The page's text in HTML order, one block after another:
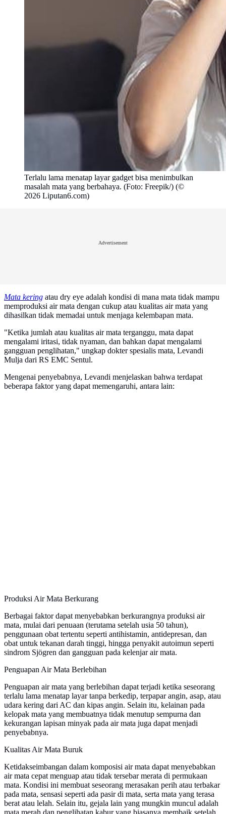
Terlalu lama menatap layar gadget bisa menimbulkan
masalah mata yang berbahaya. (Foto: Freepik/) (©
2026 Liputan6.com)
Advertisement
Mata kering atau dry eye adalah kondisi di mana mata tidak mampu
memproduksi air mata dengan cukup atau kualitas air mata yang
dihasilkan tidak memadai untuk menjaga kelembapan mata.
"Ketika jumlah atau kualitas air mata terganggu, mata dapat
mengalami iritasi, tidak nyaman, dan bahkan dapat mengalami
gangguan penglihatan," ungkap dokter spesialis mata, Levandi
Mulja dari RS EMC Sentul.
Mengenai penyebabnya, Levandi menjelaskan bahwa terdapat
beberapa faktor yang dapat memengaruhi, antara lain:
Produksi Air Mata Berkurang
Berbagai faktor dapat menyebabkan berkurangnya produksi air
mata, mulai dari penuaan (terutama setelah usia 50 tahun),
penggunaan obat tertentu seperti antihistamin, antidepresan, dan
obat untuk tekanan darah tinggi, hingga penyakit autoimun seperti
sindrom Sjögren dan gangguan pada kelenjar air mata.
Penguapan Air Mata Berlebihan
Penguapan air mata yang berlebihan dapat terjadi ketika seseorang
terlalu lama menatap layar tanpa berkedip, terpapar angin, asap, atau
udara kering dari AC dan kipas angin. Selain itu, kelainan pada
kelopak mata yang membuatnya tidak menutup sempurna dan
kekurangan lapisan minyak pada air mata juga dapat menjadi
penyebabnya.
Kualitas Air Mata Buruk
Ketidakseimbangan dalam komposisi air mata dapat menyebabkan
air mata cepat menguap atau tidak tersebar merata di permukaan
mata. Kondisi ini membuat seseorang merasakan perih atau terbakar
pada mata, sensasi seperti ada pasir di mata, serta mata yang terasa
berat atau lelah. Selain itu, gejala lain yang mungkin muncul adalah